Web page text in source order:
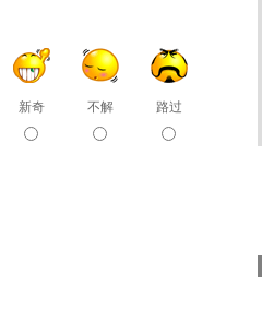
新奇 不解 路过